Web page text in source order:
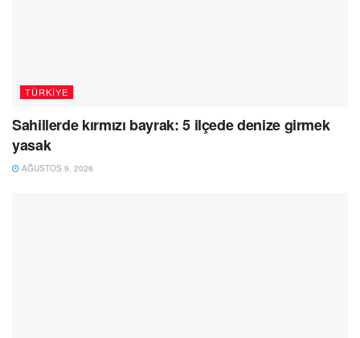
TÜRKIYE
Sahillerde kırmızı bayrak: 5 ilçede denize girmek
yasak
AĞUSTOS 9, 2026